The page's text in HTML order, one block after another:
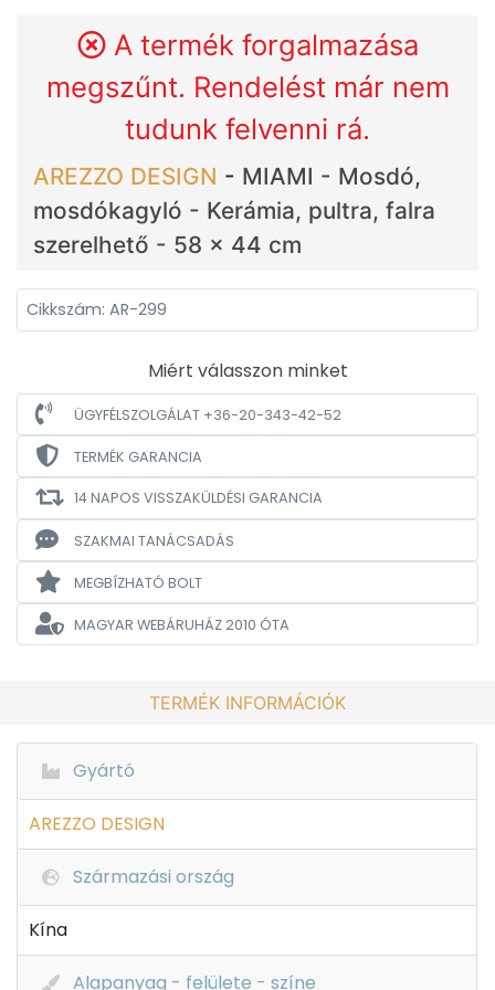
A termék forgalmazása
megszűnt. Rendelést már nem
tudunk felvenni rá.
AREZZO DESIGN - MIAMI - Mosdó,
mosdókagyló - Kerámia, pultra, falra
szerelhető - 58 x 44 cm
Cikkszám: AR-299
Miért válasszon minket
ÜGYFÉLSZOLGÁLAT +36-20-343-42-52
TERMÉK GARANCIA
14 NAPOS VISSZAKÜLDÉSI GARANCIA
SZAKMAI TANÁCSADÁS
MEGBÍZHATÓ BOLT
MAGYAR WEBÁRUHÁZ2010 ÓTA
TERMÉK INFORMÁCIÓK
Gyártó
AREZZO DESIGN
Származási ország
Kína
Alapanyag - felülete - színe